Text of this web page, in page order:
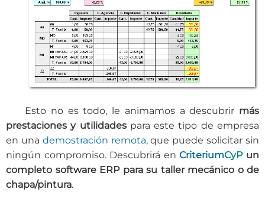
Esto no es todo, le animamos a descubrir más
prestaciones y utilidadespara este tipo de empresa
en una demostración remota, que puede solicitar sin
ningún compromiso. Descubrirá enCriteriumCyP un
completo software ERP para su taller mecánico o de
chapa/pintura.